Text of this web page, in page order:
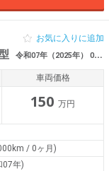
令和07年（2025年） 0.6万km 北海道函館市
お気に入りに追加
車両価格
150 万円
/ 0ヶ月)
07年)